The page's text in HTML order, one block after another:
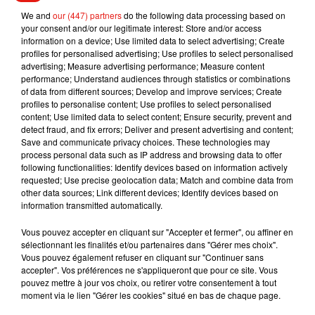
Département.
Des propos recueillis par Annie Guinhut.
Musique
7 août 2026
Julien Lieb s’essaye à la vie de chatelain
dans son nouveau clip
7 août 2026
Madonna sort enfin le remix de « Love
Sensation » avec Kylie Minogue
We and our (447) partnersdo the following data processing based on
your consent and/or our legitimate interest: Store and/or access
information on a device; Use limited data to select advertising; Create
profiles for personalised advertising; Use profiles to select personalised
advertising; Measure advertising performance; Measure content
performance; Understand audiences through statistics or combinations
of data from different sources; Develop and improve services; Create
profiles to personalise content; Use profiles to select personalised
content; Use limited data to select content; Ensure security, prevent and
detect fraud, and fix errors; Deliver and present advertising and content;
Save and communicate privacy choices. These technologies may
process personal data such as IP address and browsing data to offer
following functionalities: Identify devices based on information actively
requested; Use precise geolocation data; Match and combine data from
other data sources; Link different devices; Identify devices based on
information transmitted automatically.
Vous pouvez accepter en cliquant sur "Accepter et fermer", ou affiner en
sélectionnant les finalités et/ou partenaires dans "Gérer mes choix".
Vous pouvez également refuser en cliquant sur "Continuer sans
accepter". Vos préférences ne s'appliqueront que pour ce site. Vous
pouvez mettre à jour vos choix, ou retirer votre consentement à tout
moment via le lien "Gérer les cookies" situé en bas de chaque page.